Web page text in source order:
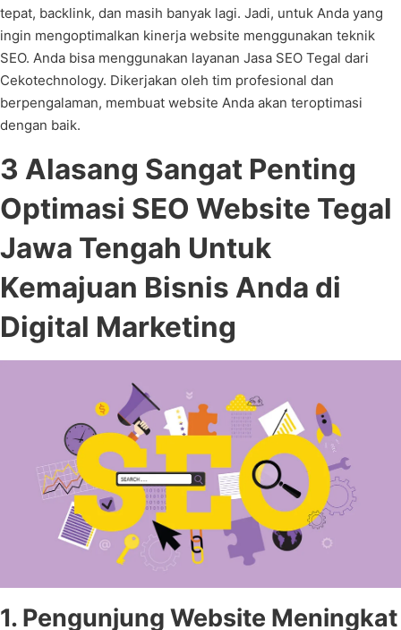
tepat, backlink, dan masih banyak lagi. Jadi, untuk Anda yang
ingin mengoptimalkan kinerja website menggunakan teknik
SEO. Anda bisa menggunakan layanan Jasa SEO Tegal dari
Cekotechnology. Dikerjakan oleh tim profesional dan
berpengalaman, membuat website Anda akan teroptimasi
dengan baik.
3 Alasang Sangat Penting
Optimasi SEO Website Tegal
Jawa Tengah Untuk
Kemajuan Bisnis Anda di
Digital Marketing
1. Pengunjung Website Meningkat